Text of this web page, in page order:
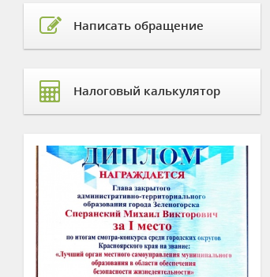
Написать обращение
Налоговый калькулятор